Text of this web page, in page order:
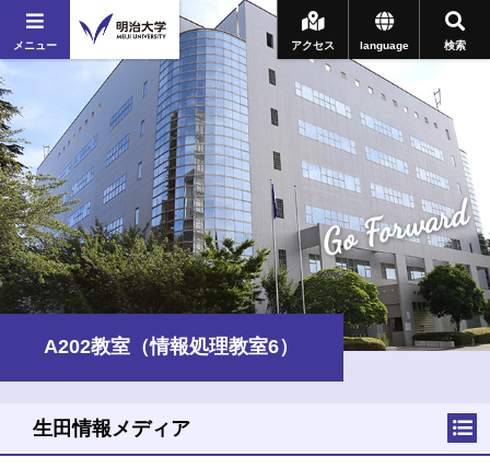
メニュー 検索
language
アクセス
Go Forward
A202教室（情報処理教室6）
生田情報メディア